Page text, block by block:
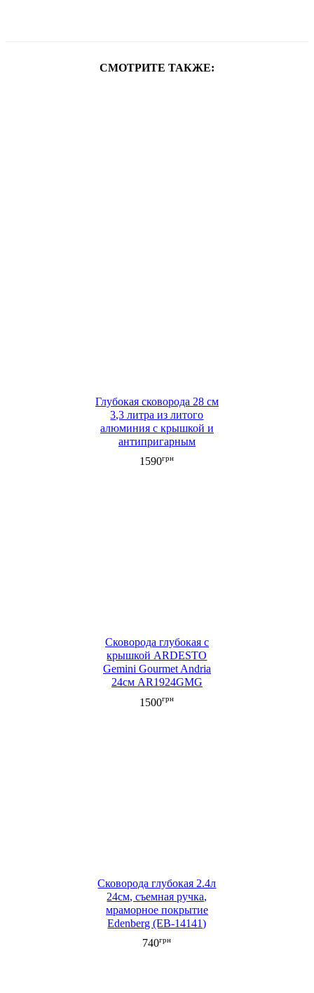
СМОТРИТЕ ТАКЖЕ:
Глубокая сковорода 28 см
3,3 литра из литого
алюминия с крышкой и
антипригарным
мраморным покрытием
Edenberg (EB-3322)
1590грн
Сковорода глубокая с
крышкой ARDESTO
Gemini Gourmet Andria
24см AR1924GMG
1500грн
Сковорода глубокая 2.4л
24см, съемная ручка,
мраморное покрытие
Edenberg (EB-14141)
740грн